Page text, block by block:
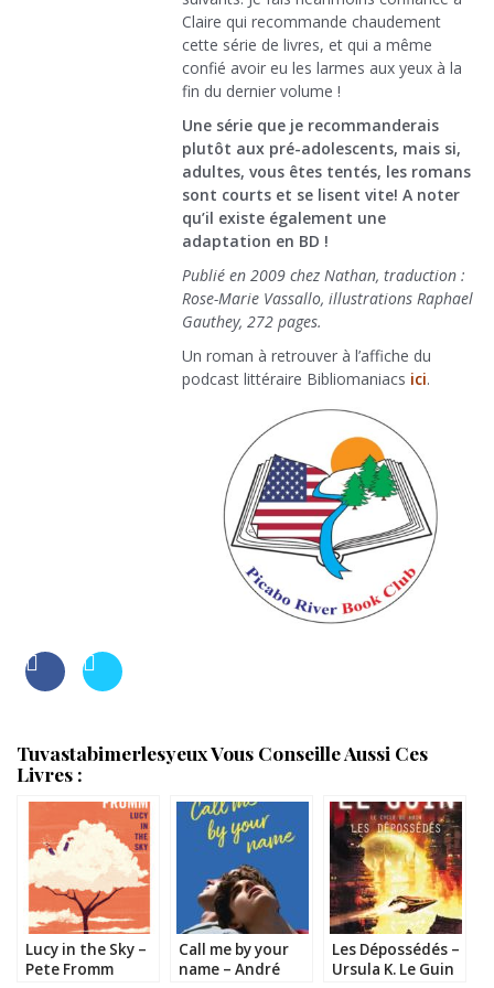
Claire qui recommande chaudement
cette série de livres, et qui a même
confié avoir eu les larmes aux yeux à la
fin du dernier volume !
Une série que je recommanderais
plutôt aux pré-adolescents, mais si,
adultes, vous êtes tentés, les romans
sont courts et se lisent vite! A noter
qu’il existe également une
adaptation en BD !
Publié en 2009 chez Nathan, traduction :
Rose-Marie Vassallo, illustrations Raphael
Gauthey, 272 pages.
Un roman à retrouver à l’affiche du
podcast littéraire Bibliomaniacs ici.
Tuvastabimerlesyeux Vous Conseille Aussi Ces
Livres :
Lucy in the Sky –
Pete Fromm
Call me by your
name – André
Les Dépossédés –
Ursula K. Le Guin